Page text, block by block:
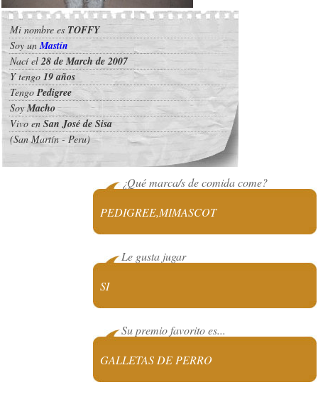
Mi nombre es TOFFY
Soy unMastín
Nací el28 de March de 2007
Y tengo 19 años
TengoPedigree
SoyMacho
Vivo enSan José de Sisa
(San Martín - Peru)
¿Qué marca/s de comida come?
PEDIGREE,MIMASCOT
Le gusta jugar
SI
Su premio favorito es...
GALLETAS DE PERRO